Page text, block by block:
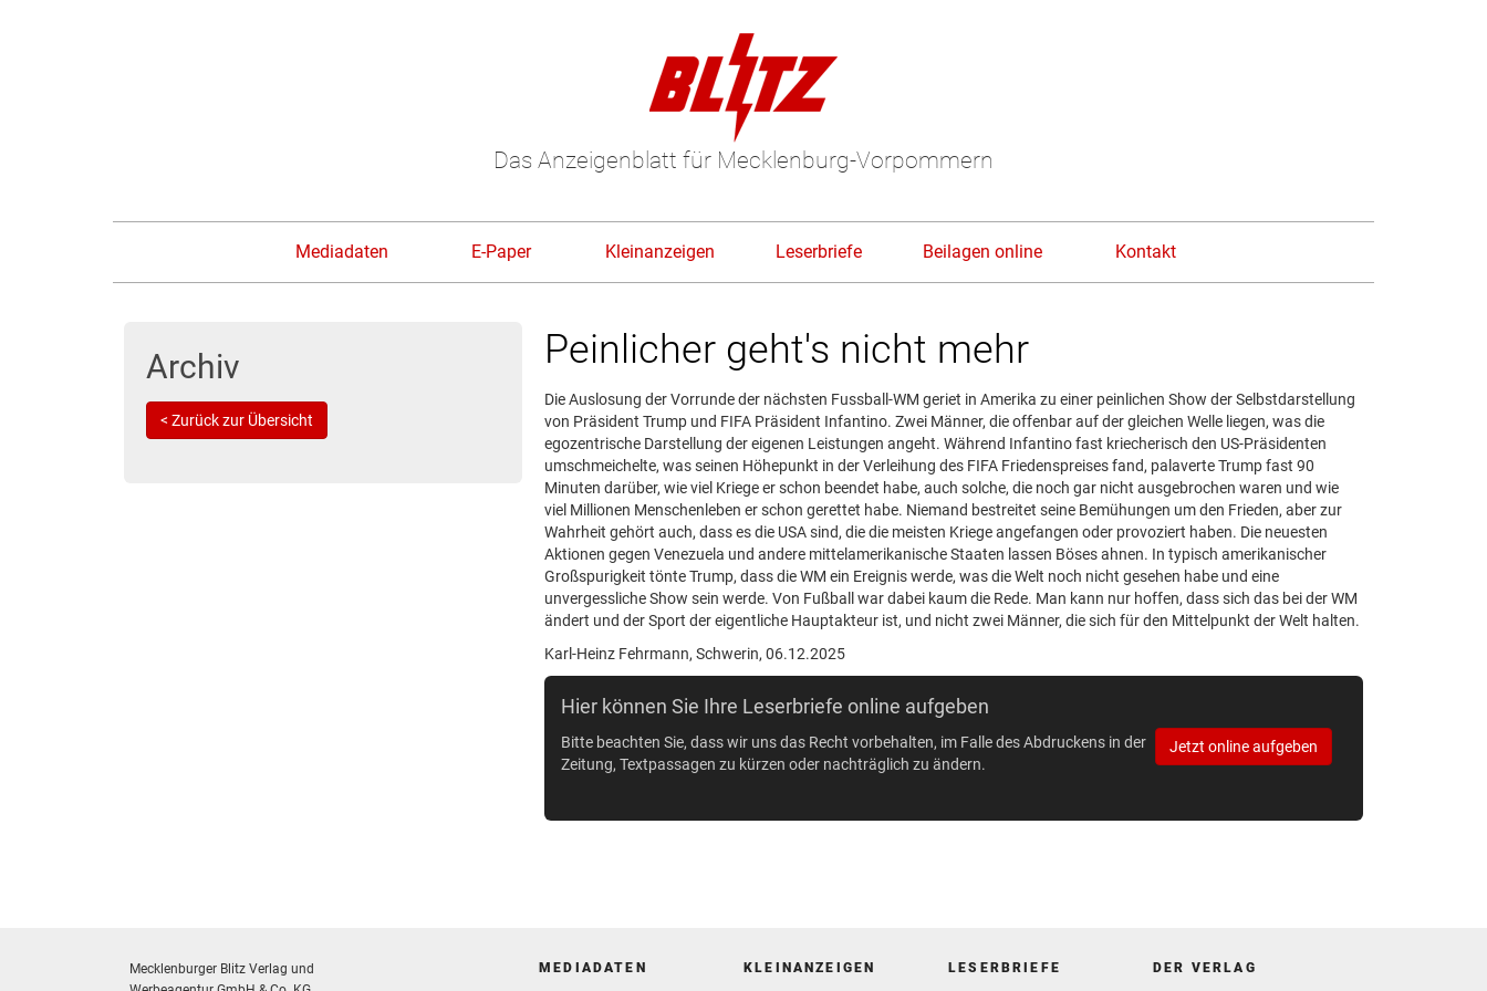
Das Anzeigenblatt für Mecklenburg-Vorpommern
Mediadaten E-Paper Kleinanzeigen Leserbriefe Beilagen online Kontakt
Archiv
< Zurück zur Übersicht
Peinlicher geht's nicht mehr
Die Auslosung der Vorrunde der nächsten Fussball-WM geriet in Amerika zu einer peinlichen Show der Selbstdarstellung
von Präsident Trump und FIFA Präsident Infantino. Zwei Männer, die offenbar auf der gleichen Welle liegen, was die
egozentrische Darstellung der eigenen Leistungen angeht. Während Infantino fast kriecherisch den US-Präsidenten
umschmeichelte, was seinen Höhepunkt in der Verleihung des FIFA Friedenspreises fand, palaverte Trump fast 90
Minuten darüber, wie viel Kriege er schon beendet habe, auch solche, die noch gar nicht ausgebrochen waren und wie
viel Millionen Menschenleben er schon gerettet habe. Niemand bestreitet seine Bemühungen um den Frieden, aber zur
Wahrheit gehört auch, dass es die USA sind, die die meisten Kriege angefangen oder provoziert haben. Die neuesten
Aktionen gegen Venezuela und andere mittelamerikanische Staaten lassen Böses ahnen. In typisch amerikanischer
Großspurigkeit tönte Trump, dass die WM ein Ereignis werde, was die Welt noch nicht gesehen habe und eine
unvergessliche Show sein werde. Von Fußball war dabei kaum die Rede. Man kann nur hoffen, dass sich das bei der WM
ändert und der Sport der eigentliche Hauptakteur ist, und nicht zwei Männer, die sich für den Mittelpunkt der Welt halten.
Karl-Heinz Fehrmann, Schwerin, 06.12.2025
Hier können Sie Ihre Leserbriefe online aufgeben
Bitte beachten Sie, dass wir uns das Recht vorbehalten, im Falle des Abdruckens in der
Zeitung, Textpassagen zu kürzen oder nachträglich zu ändern.
Jetzt online aufgeben
Mecklenburger Blitz Verlag und
MEDIADATEN KLEINANZEIGEN LESERBRIEFE DER VERLAG